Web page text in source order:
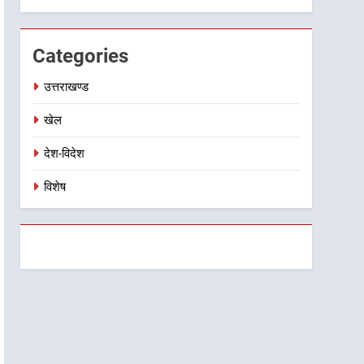
किया निरीक्षण; समयबद्ध एवं
गुणवत्तापूर्ण निर्माण सुनिश्चित करने
Categories
उत्तराखण्ड
खेल
देश-विदेश
विशेष